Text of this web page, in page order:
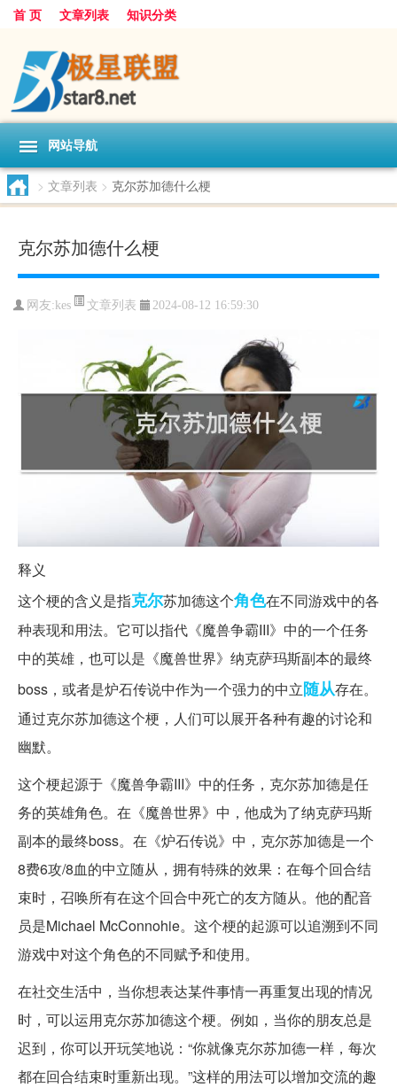
首 页 文章列表 知识分类
网站导航
> 文章列表 > 克尔苏加德什么梗
克尔苏加德什么梗
网友:kes 文章列表 2024-08-12 16:59:30
释义
这个梗的含义是指克尔苏加德这个角色在不同游戏中的各
种表现和用法。它可以指代《魔兽争霸III》中的一个任务
中的英雄，也可以是《魔兽世界》纳克萨玛斯副本的最终
boss，或者是炉石传说中作为一个强力的中立随从存在。
通过克尔苏加德这个梗，人们可以展开各种有趣的讨论和
幽默。
这个梗起源于《魔兽争霸III》中的任务，克尔苏加德是任
务的英雄角色。在《魔兽世界》中，他成为了纳克萨玛斯
副本的最终boss。在《炉石传说》中，克尔苏加德是一个
8费6攻/8血的中立随从，拥有特殊的效果：在每个回合结
束时，召唤所有在这个回合中死亡的友方随从。他的配音
员是Michael McConnohie。这个梗的起源可以追溯到不同
游戏中对这个角色的不同赋予和使用。
在社交生活中，当你想表达某件事情一再重复出现的情况
时，可以运用克尔苏加德这个梗。例如，当你的朋友总是
迟到，你可以开玩笑地说：“你就像克尔苏加德一样，每次
都在回合结束时重新出现。”这样的用法可以增加交流的趣